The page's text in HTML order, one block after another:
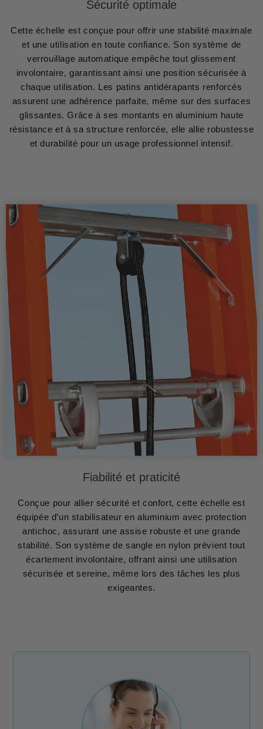
Sécurité optimale
Cette échelle est conçue pour offrir une stabilité maximale
et une utilisation en toute confiance. Son système de
verrouillage automatique empêche tout glissement
involontaire, garantissant ainsi une position sécurisée à
chaque utilisation. Les patins antidérapants renforcés
assurent une adhérence parfaite, même sur des surfaces
glissantes. Grâce à ses montants en aluminium haute
résistance et à sa structure renforcée, elle allie robustesse
et durabilité pour un usage professionnel intensif.
Fiabilité et praticité
Conçue pour allier sécurité et confort, cette échelle est
équipée d’un stabilisateur en aluminium avec protection
antichoc, assurant une assise robuste et une grande
stabilité. Son système de sangle en nylon prévient tout
écartement involontaire, offrant ainsi une utilisation
sécurisée et sereine, même lors des tâches les plus
exigeantes.